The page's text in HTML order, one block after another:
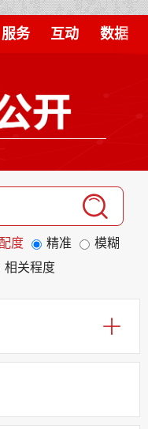
服务 互动 数据
度 精准
模糊
相关程度